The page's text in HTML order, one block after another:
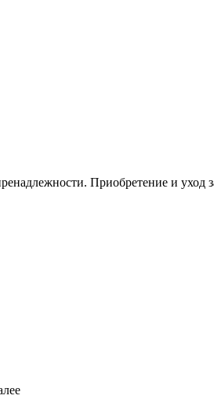
Приобретение и уход